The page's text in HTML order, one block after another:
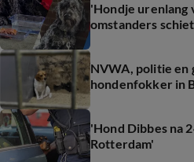
'Hondje urenlang
omstanders
NVWA, politie en
hondenfokker in
'Hond Dibbes na
Rotterdam'